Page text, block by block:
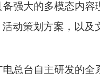
备强大的多模态内容
动策划方案，以
电总台自主研发的